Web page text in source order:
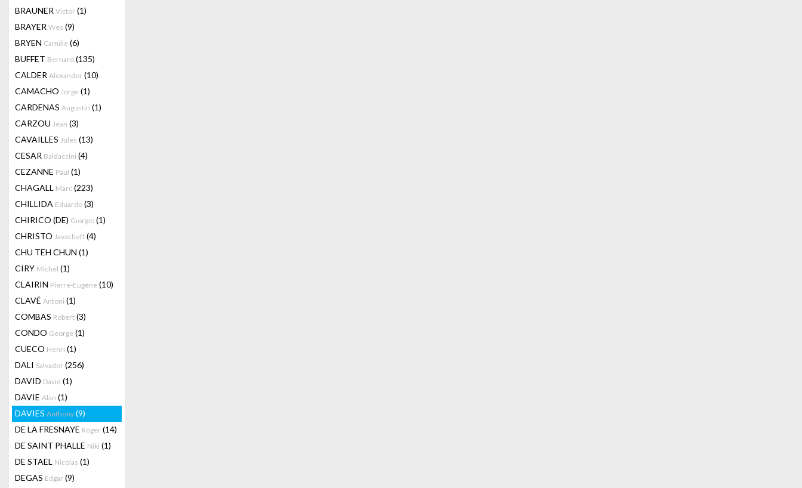
BRAUNER Victor (1)
BRAYER Yves (9)
BRYEN Camille (6)
BUFFET Bernard (135)
CALDER Alexander (10)
CAMACHO Jorge (1)
CARDENAS Augustin (1)
CARZOU Jean (3)
CAVAILLES Jules (13)
CESAR Baldaccini (4)
CEZANNE Paul (1)
CHAGALL Marc (223)
CHILLIDA Eduardo (3)
CHIRICO (DE) Giorgio (1)
CHRISTO Javacheff (4)
CHU TEH CHUN (1)
CIRY Michel (1)
CLAIRIN Pierre-Eugène (10)
CLAVÉ Antoni (1)
COMBAS Robert (3)
CONDO George (1)
CUECO Henri (1)
DALI Salvador (256)
DAVID David (1)
DAVIE Alan (1)
DAVIES Anthony (9)
DE LA FRESNAYE Roger (14)
DE SAINT PHALLE Niki (1)
DE STAEL Nicolas (1)
DEGAS Edgar (9)